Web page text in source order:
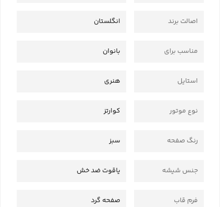
اصالت برند انگلستان
مناسب برای بانوان
استایل هنری
نوع موتور کوارتز
رنگ صفحه سبز
جنس شیشه یاقوت ضد خش
فرم قاب صفحه گرد